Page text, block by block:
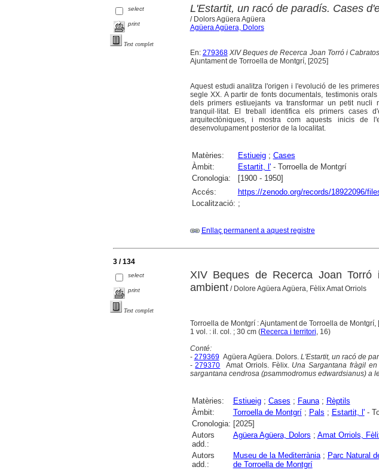
select
print
Text complet
L'Estartit, un racó de paradís. Cases
/ Dolors Agüera Agüera
Agüera Agüera, Dolors
En: 279368 XIV Beques de Recerca Joan Torró i
Ajuntament de Torroella de Montgrí, [2025]
Aquest estudi analitza l'origen i l'evolució de les
segle XX. A partir de fonts documentals, testimonis
dels primers estiuejants va transformar un petit
tranquil·litat. El treball identifica els primers cases
arquitectòniques, i mostra com aquests inicis de
desenvolupament posterior de la localitat.
Matèries: Estiueig; Cases
Àmbit:
Estartit, l'- Torroella de Montgrí
Cronologia:
[1900 - 1950]
Accés:
https://zenodo.org/records/18922096/
Localització: ;
Enllaç permanent a aquest registre
3 / 134
select
print
Text complet
XIV Beques de Recerca Joan
ambient/ Dolore Agüera Agüera, Fèlix Amat Orriols
Torroella de Montgrí : Ajuntament de Torroella de Montgrí,
1 vol. : il. col. ; 30 cm (Recerca i territori, 16)
Conté:
- 279369Agüera Agüera. Dolors. L'Estartit, un racó de
-279370 Amat Orriols. Fèlix. Una Sargantana fràgil
sargantana cendrosa (psammodromus edwardsianus) a
Matèries: Estiueig; Cases ; Fauna; Rèptils
Àmbit:
Torroella de Montgrí; Pals ; Estartit, l'-
Cronologia: [2025]
Autors
add.:
Agüera Agüera, Dolors ; Amat Orriols,
Autors
add.:
Museu de la Mediterrània; Parc Natural
de Torroella de Montgrí